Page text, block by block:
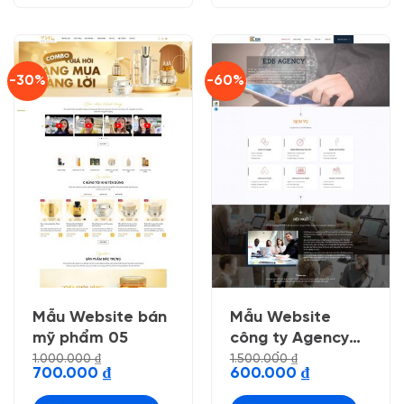
-30%
Mẫu Website bán
mỹ phẩm 05
1.000.000₫
Giá
là:
700.000 ₫Giá
hiện
tại
-60%
Mẫu Website
công ty Agency
Digital Marketing
Online
1.500.000₫
Giá
là:
600.000 ₫Giá
hiện
tại